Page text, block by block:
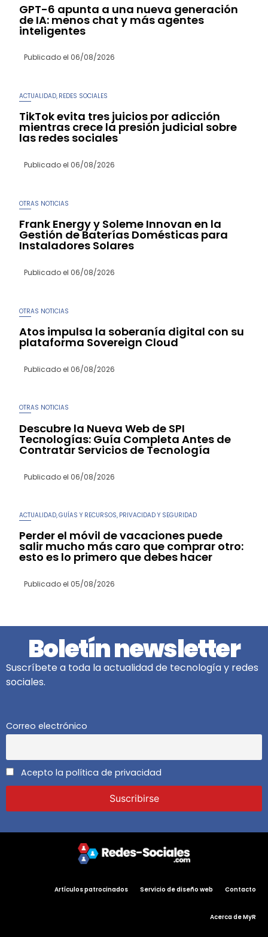
GPT-6 apunta a una nueva generación
de IA: menos chat y más agentes
inteligentes
Publicado el 06/08/2026
ACTUALIDAD REDES SOCIALES
TikTok evita tres juicios por adicción
mientras crece la presión judicial sobre
las redes sociales
Publicado el 06/08/2026
OTRAS NOTICIAS
Frank Energy y Soleme Innovan en la
Gestión de Baterías Domésticas para
Instaladores Solares
Publicado el 06/08/2026
OTRAS NOTICIAS
Atos impulsa la soberanía digital con su
plataforma Sovereign Cloud
Publicado el 06/08/2026
OTRAS NOTICIAS
Descubre la Nueva Web de SPI
Tecnologías: Guía Completa Antes de
Contratar Servicios de Tecnología
Publicado el 06/08/2026
ACTUALIDAD ,GUÍAS Y RECURSOS PRIVACIDAD Y SEGURIDAD
Perder el móvil de vacaciones puede
salir mucho más caro que comprar otro:
esto es lo primero que debes hacer
Publicado el 05/08/2026
Boletín newsletter
Suscríbete a toda la actualidad de tecnología y redes
sociales.
Correo electrónico
Acepto la política de privacidad
Artículos patrocinados Servicio de diseño web Contacto
Acerca de MyR